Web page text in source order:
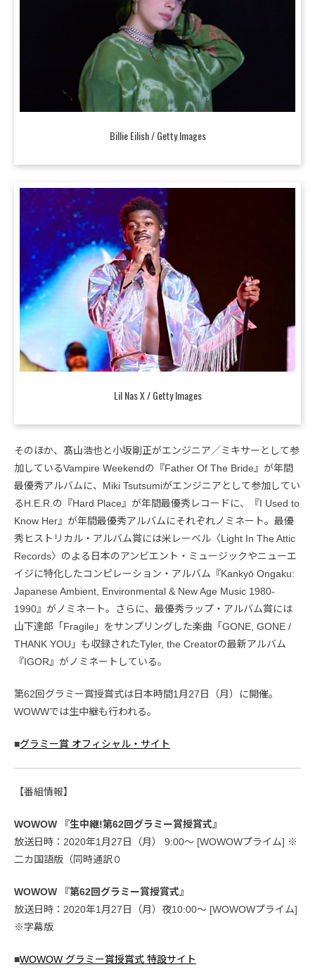
Billie Eilish / Getty Images
Lil Nas X / Getty Images
そのほか、髙山浩也と小坂剛正がエンジニア／ミキサーとして参
加しているVampire Weekendの『Father Of The Bride』が年間
最優秀アルバムに、Miki Tsutsumiがエンジニアとして参加してい
るH.E.R.の『Hard Place』が年間最優秀レコードに、『I Used to
Know Her』が年間最優秀アルバムにそれぞれノミネート。最優
秀ヒストリカル・アルバム賞には米レーベル〈Light In The Attic
Records〉のよる日本のアンビエント・ミュージックやニューエ
イジに特化したコンピレーション・アルバム『Kankyō Ongaku:
Japanese Ambient, Environmental & New Age Music 1980-
1990』がノミネート。さらに、最優秀ラップ・アルバム賞には
山下達郎「Fragile」をサンプリングした楽曲「GONE, GONE /
THANK YOU」も収録されたTyler, the Creatorの最新アルバム
『IGOR』がノミネートしている。
第62回グラミー賞授賞式は日本時間1月27日（月）に開催。
WOWWでは生中継も行われる。
■グラミー賞 オフィシャル・サイト
【番組情報】
WOWOW 『生中継!第62回グラミー賞授賞式』
放送日時：2020年1月27日（月） 9:00〜 [WOWOWプライム] ※
二カ国語版（同時通訳０
WOWOW 『第62回グラミー賞授賞式』
放送日時：2020年1月27日（月）夜10:00〜 [WOWOWプライム]
※字幕版
■WOWOW グラミー賞授賞式 特設サイト